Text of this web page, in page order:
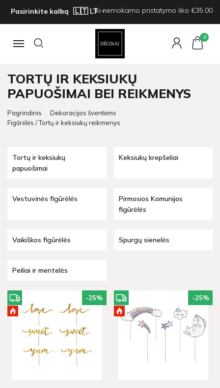
Pasirinkite kalbą Iki nemokamo pristatymo liko €35.00
Navigacija
0
TORTŲ IR KEKSIUKŲ
PAPUOŠIMAI BEI REIKMENYS
Pagrindinis
Dekoracijos šventėms
Figūrėlės / Tortų ir keksiukų reikmenys
Tortų ir keksiukų
papuošimai
Keksiukų krepšeliai
Vestuvinės figūrėlės
Pirmosios Komunijos
figūrėlės
Vaikiškos figūrėlės Spurgų sienelės
Peiliai ir mentelės
-25% -25%